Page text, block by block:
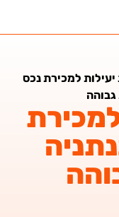
למכירת נכס